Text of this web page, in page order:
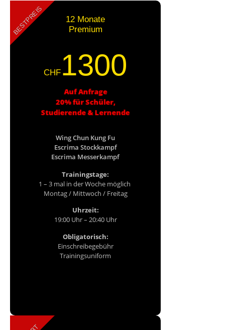
BESTPREIS
12 Monate
Premium
CHF 1300
Auf Anfrage
20% für Schüler,
Studierende & Lernende
Wing Chun Kung Fu
Escrima Stockkampf
Escrima Messerkampf
Trainingstage:
1 – 3 mal in der Woche möglich
Montag / Mittwoch / Freitag
Uhrzeit:
19:00 Uhr – 20:40 Uhr
Obligatorisch:
Einschreibegebühr
Trainingsuniform